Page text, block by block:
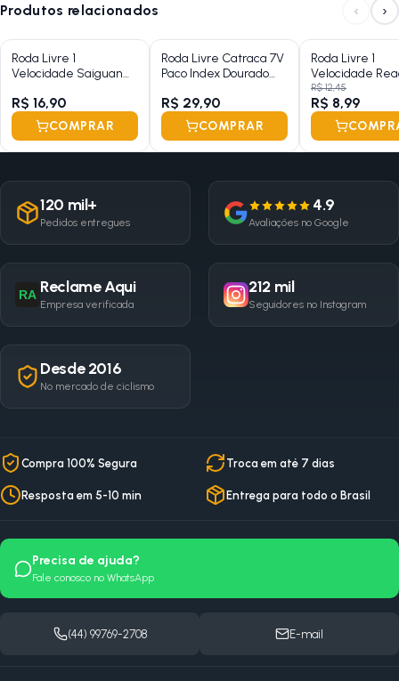
Produtos relacionados ‹ ›
Roda Livre 1
Velocidade Saiguan
R$ 16,90
COMPRAR
Roda Livre Catraca 7V
Paco Index Dourado
R$ 29,90
COMPRAR
Roda Livre 1
Velocidade
Dourado 16D
R$ 12,45
R$ 8,99
120 mil+
Pedidos entregues
4.9
Avaliações no Google
RA Reclame Aqui
Empresa verificada
212 mil
Seguidores no Instagram
Desde 2016
No mercado de ciclismo
Compra 100% Segura Troca em até 7 dias
Resposta em 5-10 min Entrega para todo o Brasil
Precisa de ajuda?
Fale conosco no WhatsApp
(44) 99769-2708 E-mail